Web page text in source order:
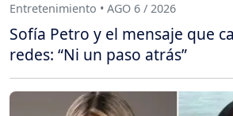
Entretenimiento • AGO 6 / 2026
Sofía Petro y el mensaje que
redes: “Ni un paso atrás”